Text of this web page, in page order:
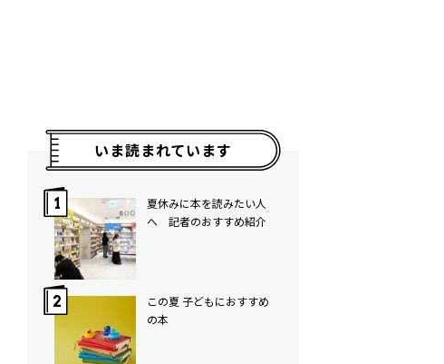
いま読まれています
夏休みに本を読みたい人
へ 記者のおすすめ紹介
この夏 子どもにおすすめ
の本